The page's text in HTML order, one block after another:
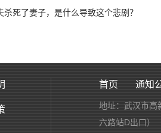
死了妻子，是什么导致这个悲剧？
首页 通知
地址：武汉市高
六路站D出口）